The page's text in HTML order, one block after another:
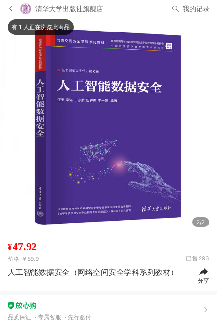
清华大学出版社旗舰店 我的记录
2/2
¥47.92
价格 ￥59.9 已售 293
人工智能数据安全（网络空间安全学科系列教材）
分享
品质保证 专属客服 先行赔付
谯***） 05月08日买了1件
A***子 04月28日买了2件